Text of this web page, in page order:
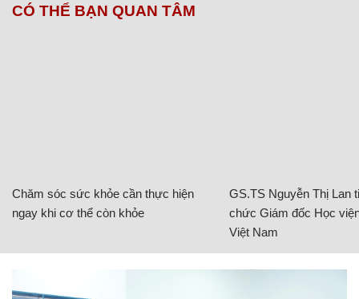
CÓ THỂ BẠN QUAN TÂM
Chăm sóc sức khỏe cần thực hiện
ngay khi cơ thể còn khỏe
GS.TS Nguyễn Thị Lan
chức Giám đốc Học
Việt Nam